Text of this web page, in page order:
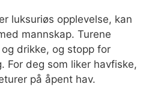
luksuriøs opplevelse, kan
mannskap. Turene
drikke, og stopp for
For deg som liker havfiske,
på åpent hav.